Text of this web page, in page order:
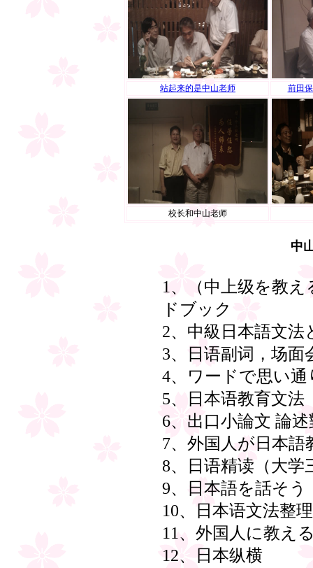
站起来的是中山老师 前田
校长和中山老师
中
1、（中上级を教
ドブック
2、中級日本語文
3、日语副词，场面
4、ワードで思い
5、日本语教育文法
6、出口小論文 論
7、外国人が日本
8、日语精读（大学
9、日本語を話そう
10、日本语文法整
11、外国人に教え
12、日本纵横